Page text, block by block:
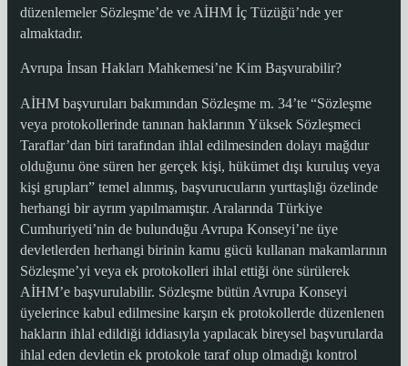
düzenlemeler Sözleşme’de ve AİHM İç Tüzüğü’nde yer
almaktadır.
Avrupa İnsan Hakları Mahkemesi’ne Kim Başvurabilir?
AİHM başvuruları bakımından Sözleşme m. 34’te “Sözleşme
veya protokollerinde tanınan haklarının Yüksek Sözleşmeci
Taraflar’dan biri tarafından ihlal edilmesinden dolayı mağdur
olduğunu öne süren her gerçek kişi, hükümet dışı kuruluş veya
kişi grupları” temel alınmış, başvurucuların yurttaşlığı özelinde
herhangi bir ayrım yapılmamıştır. Aralarında Türkiye
Cumhuriyeti’nin de bulunduğu Avrupa Konseyi’ne üye
devletlerden herhangi birinin kamu gücü kullanan makamlarının
Sözleşme’yi veya ek protokolleri ihlal ettiği öne sürülerek
AİHM’e başvurulabilir. Sözleşme bütün Avrupa Konseyi
üyelerince kabul edilmesine karşın ek protokollerde düzenlenen
hakların ihlal edildiği iddiasıyla yapılacak bireysel başvurularda
ihlal eden devletin ek protokole taraf olup olmadığı kontrol